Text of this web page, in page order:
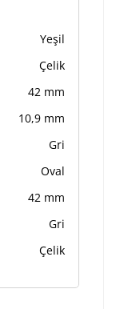
Yeşil
Çelik
42 mm
10,9 mm
Gri
Oval
42 mm
Gri
Çelik